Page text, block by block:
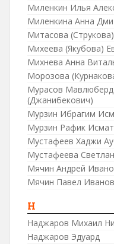
Миленкин Илья
Миленкина Анна
Митасова
Михеева (Якубова)
Михнева Анна
Морозова
Мурасов
(Джанибекович)
Мурзин Ибрагим
Мурзин Рафик
Мустафеев Хаджи
Мустафеева
Мячин Андрей
Мячин Павел
Н
Наджаров Михаил
Наджаров Эдуард